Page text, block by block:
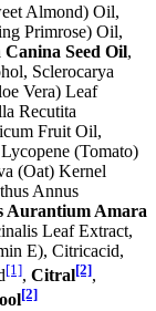
Almond) Oil,
Primrose) Oil,
Canina Seed Oil,
Sclerocarya
Vera) Leaf
Recutita
Fruit Oil,
(Tomato)
(Oat) Kernel
Annus
Aurantium Amara
Leaf Extract,
E), Citricacid,
[1], Citral[2],
[2]